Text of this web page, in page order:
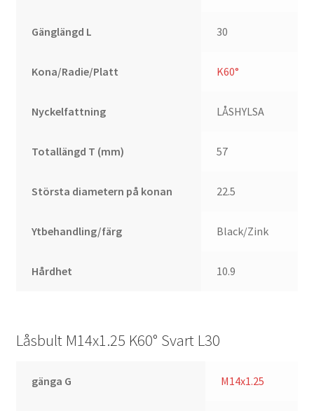
Gänglängd L 30
Kona/Radie/Platt K60°
Nyckelfattning LÅSHYLSA
Totallängd T (mm) 57
Största diametern på konan 22.5
Ytbehandling/färg Black/Zink
Hårdhet 10.9
Låsbult M14x1.25 K60° Svart L30
gänga G M14x1.25